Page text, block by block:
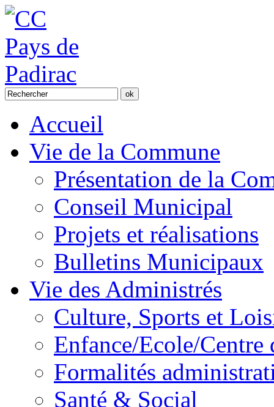
Accueil
Vie de la Commune
Présentation de la
Conseil Municipal
Projets et réalisations
Bulletins Municipaux
Vie des Administrés
Culture, Sports et
Enfance/Ecole/Centre
Formalités
Santé & Social